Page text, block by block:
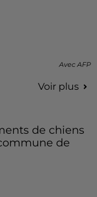
Avec AFP
Voir plus
de chiens
de